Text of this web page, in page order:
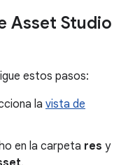
Asset Studio
estos pasos:
la vista de
en la carpeta res y